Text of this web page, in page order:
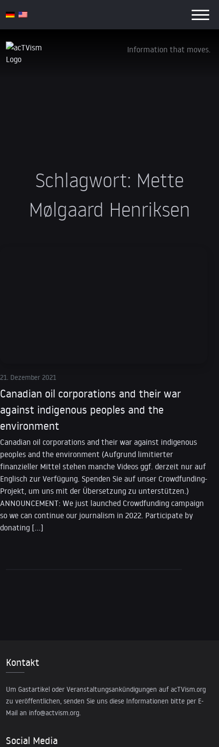
Information that moves.
Schlagwort: Mette
Mølgaard Henriksen
21. Dezember 2021
Canadian oil corporations and their war
against indigenous peoples and the
environment
Canadian oil corporations and their war against indigenous
peoples and the environment (Aufgrund limitierter
finanzieller Mittel stehen manche Videos ggf. derzeit nur auf
Englisch zur Verfügung. Spenden Sie auf unser Crowdfunding-
Projekt, um uns mit der Übersetzung zu unterstützen.)
ANNOUNCEMENT: We just launched Crowdfunding campaign
so we can continue our journalism in 2022. Participate by
donating […]
Kontakt
Um Gastartikel oder Veranstaltungsankündigungen auf acTVism.org
zu veröffentlichen, senden Sie uns diese Informationen bitte per E-
Mail an info@actvism.org
Social Media